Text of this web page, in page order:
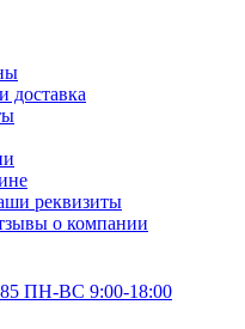
доставка
реквизиты
о компании
ПН-ВС 9:00-18:00